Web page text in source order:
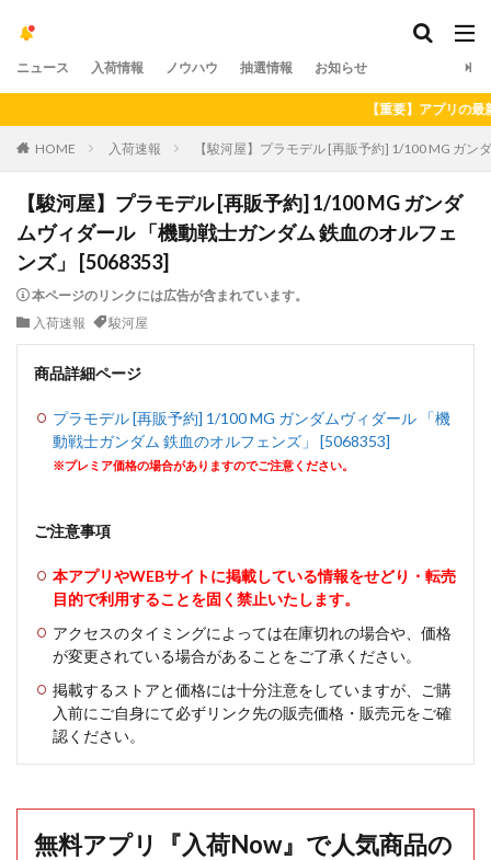
ニュース 入荷情報 ノウハウ 抽選情報 お知らせ
【重要】アプリの最新バ
HOME 入荷速報 【駿河屋】プラモデル [再販予約] 1/100 MG ガ
【駿河屋】プラモデル [再販予約] 1/100 MG ガンダ
ムヴィダール 「機動戦士ガンダム 鉄血のオルフェ
ンズ」 [5068353]
本ページのリンクには広告が含まれています。
入荷速報
駿河屋
商品詳細ページ
プラモデル [再販予約] 1/100 MG ガンダムヴィダール 「機
動戦士ガンダム 鉄血のオルフェンズ」 [5068353]
※プレミア価格の場合がありますのでご注意ください。
ご注意事項
本アプリやWEBサイトに掲載している情報をせどり・転売
目的で利用することを固く禁止いたします。
アクセスのタイミングによっては在庫切れの場合や、価格
が変更されている場合があることをご了承ください。
掲載するストアと価格には十分注意をしていますが、ご購
入前にご自身にて必ずリンク先の販売価格・販売元をご確
認ください。
無料アプリ『入荷Now』で人気商品の